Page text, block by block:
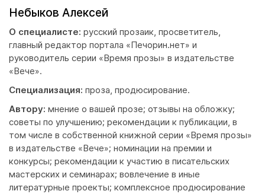
Небыков Алексей
О специалисте: русский прозаик, просветитель,
главный редактор портала «Печорин.нет» и
руководитель серии «Время прозы» в издательстве
«Вече».
Специализация: проза, продюсирование.
Автору: мнение о вашей прозе; отзывы на обложку;
советы по улучшению; рекомендации к публикации, в
том числе в собственной книжной серии «Время прозы»
в издательстве «Вече»; номинации на премии и
конкурсы; рекомендации к участию в писательских
мастерских и семинарах; вовлечение в иные
литературные проекты; комплексное продюсирование